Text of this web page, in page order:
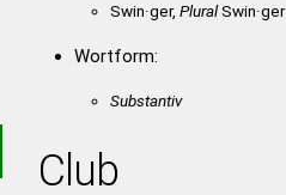
Swin·ger, PluralSwin·ger
Wortform:
Substantiv
Club